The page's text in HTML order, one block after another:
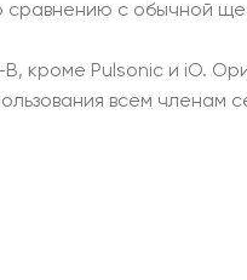
сравнению с обычной
кроме Pulsonic и iO.
всем членам